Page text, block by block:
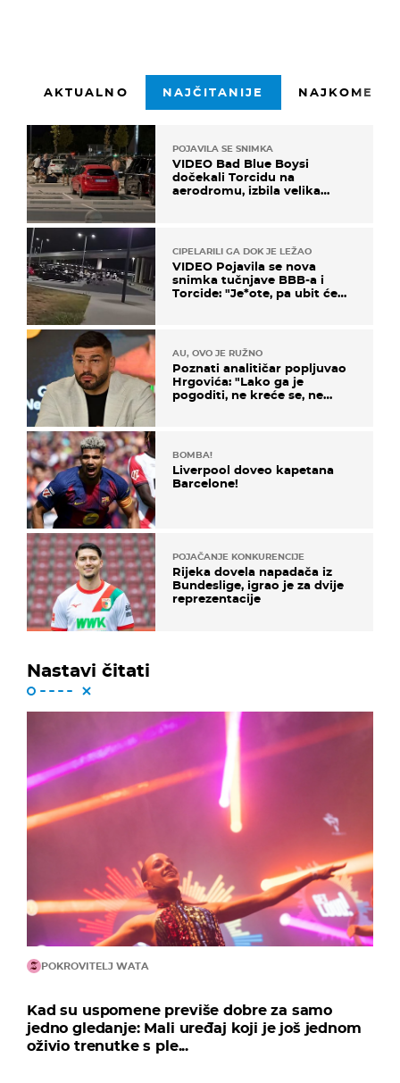
AKTUALNO NAJČITANIJE
POJAVILA SE SNIMKA
VIDEO Bad Blue Boysi
dočekali Torcidu na
aerodromu, izbila velika
CIPELARILI GA DOK JE LEŽAO
VIDEO Pojavila se nova
snimka tučnjave BBB-a i
Torcide: "Je*ote, pa ubit će
AU, OVO JE RUŽNO
Poznati analitičar popljuvao
Hrgovića: "Lako ga je
pogoditi, ne kreće se, ne
BOMBA!
Liverpool doveo kapetana
Barcelone!
POJAČANJE KONKURENCIJE
Rijeka dovela napadača iz
Bundeslige, igrao je za dvije
reprezentacije
Nastavi čitati
POKROVITELJ WATA
Kad su uspomene previše dobre za samo
jedno gledanje: Mali uređaj koji je još jednom
oživio trenutke s ple...